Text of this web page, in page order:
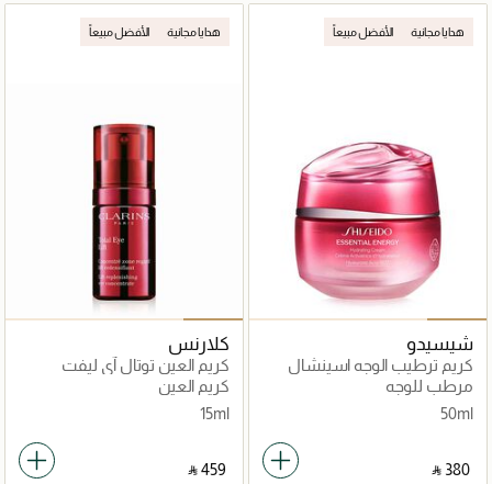
هدايا مجانية الأفضل مبيعاً
شيسيدو
كريم ترطيب الوجه اسينشال
انرجي 50مل
مرطب للوجه
50ml
‎ ⃁ ⁦380⁩ ‎
هدايا مجانية الأفضل مبيعاً
كلارنس
كريم العين توتال آي ليفت
لمحاربة التجاعيد 15مل
كريم العين
15ml
‎ ⃁ ⁦459⁩ ‎